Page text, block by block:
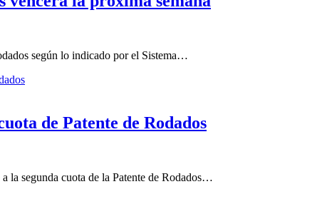
según lo indicado por el Sistema…
de Patente de Rodados
la segunda cuota de la Patente de Rodados…